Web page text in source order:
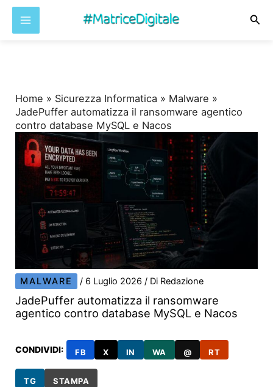
Home » Sicurezza Informatica » Malware »
JadePuffer automatizza il ransomware agentico
contro database MySQL e Nacos
MALWARE / 6 Luglio 2026/ Di Redazione
JadePuffer automatizza il ransomware
agentico contro database MySQL e Nacos
CONDIVIDI: FB X IN WA @ RT
TG STAMPA